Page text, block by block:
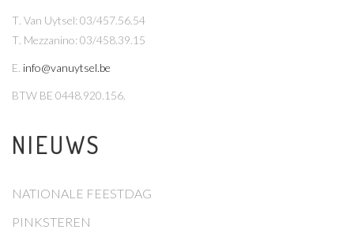
T . Van Uytsel: 03/457.56.54
T . Mezzanino: 03/458.39.15
E info@vanuytsel.be
BTW BE 0448.920.156.
NIEUWS
NATIONALE FEESTDAG
PINKSTEREN